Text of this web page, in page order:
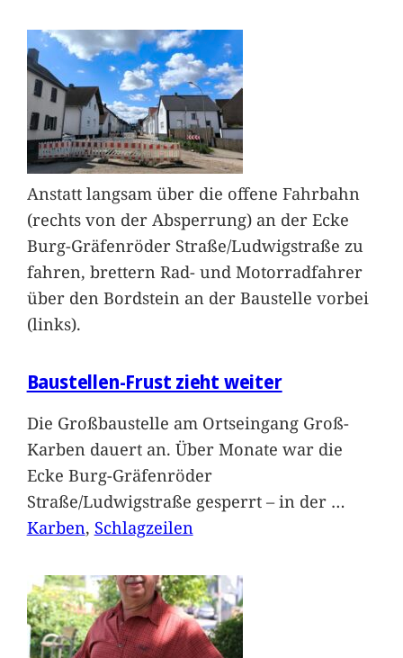
Anstatt langsam über die offene Fahrbahn
(rechts von der Absperrung) an der Ecke
Burg-Gräfenröder Straße/Ludwigstraße zu
fahren, brettern Rad- und Motorradfahrer
über den Bordstein an der Baustelle vorbei
(links).
Baustellen-Frust zieht weiter
Die Großbaustelle am Ortseingang Groß-
Karben dauert an. Über Monate war die
Ecke Burg-Gräfenröder
Straße/Ludwigstraße gesperrt – in der …
Karben, Schlagzeilen